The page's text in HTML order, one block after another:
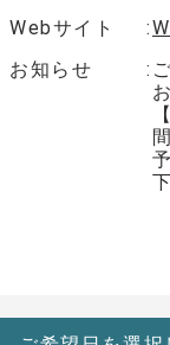
Webサイト
お知らせ